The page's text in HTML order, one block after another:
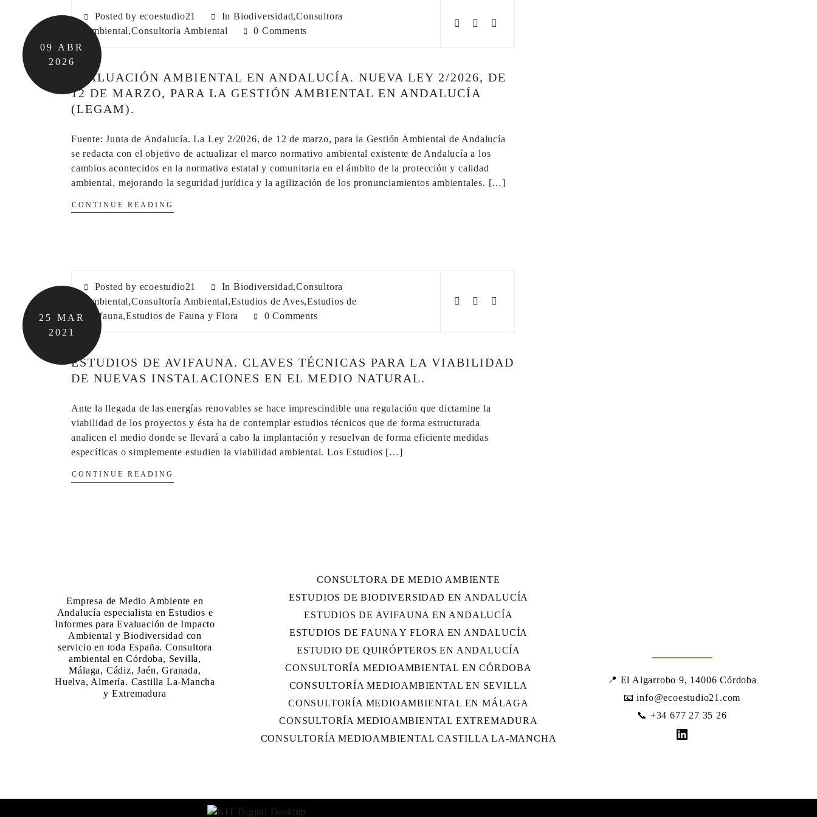
09
ABR
2026
Posted by ecoestudio21 InBiodiversidad,Consultora
Ambiental,Consultoría Ambiental 0 Comments
EVALUACIÓN AMBIENTAL EN ANDALUCÍA. NUEVA LEY 2/2026, DE
12 DE MARZO, PARA LA GESTIÓN AMBIENTAL EN ANDALUCÍA
(LEGAM).
Fuente: Junta de Andalucía. La Ley 2/2026, de 12 de marzo, para la Gestión Ambiental de Andalucía
se redacta con el objetivo de actualizar el marco normativo ambiental existente de Andalucía a los
cambios acontecidos en la normativa estatal y comunitaria en el ámbito de la protección y calidad
ambiental, mejorando la seguridad jurídica y la agilización de los pronunciamientos ambientales. […]
CONTINUE READING
25
MAR
2021
Posted by ecoestudio21 InBiodiversidad,Consultora
Ambiental,Consultoría Ambiental,Estudios de Aves,Estudios de
Avifauna,Estudios de Fauna y Flora 0 Comments
ESTUDIOS DE AVIFAUNA. CLAVES TÉCNICAS PARA LA VIABILIDAD
DE NUEVAS INSTALACIONES EN EL MEDIO NATURAL.
Ante la llegada de las energías renovables se hace imprescindible una regulación que dictamine la
viabilidad de los proyectos y ésta ha de contemplar estudios técnicos que de forma estructurada
analicen el medio donde se llevará a cabo la implantación y resuelvan de forma eficiente medidas
específicas o simplemente estudien la viabilidad ambiental. Los Estudios […]
CONTINUE READING
Empresa de Medio Ambiente en
Andalucía especialista en Estudios e
Informes para Evaluación de Impacto
Ambiental y Biodiversidad con
servicio en toda España. Consultora
ambiental en Córdoba, Sevilla,
Málaga, Cádiz, Jaén, Granada,
Huelva, Almería. Castilla La-Mancha
y Extremadura
CONSULTORA DE MEDIO AMBIENTE
ESTUDIOS DE BIODIVERSIDAD EN ANDALUCÍA
ESTUDIOS DE AVIFAUNA EN ANDALUCÍA
ESTUDIOS DE FAUNA Y FLORA EN ANDALUCÍA
ESTUDIO DE QUIRÓPTEROS EN ANDALUCÍA
CONSULTORÍA MEDIOAMBIENTAL EN CÓRDOBA
CONSULTORÍA MEDIOAMBIENTAL EN SEVILLA
CONSULTORÍA MEDIOAMBIENTAL EN MÁLAGA
CONSULTORÍA MEDIOAMBIENTAL EXTREMADURA
CONSULTORÍA MEDIOAMBIENTAL CASTILLA LA-MANCHA
📍 El Algarrobo 9, 14006 Córdoba
📧info@ecoestudio21.com
📞 +34 677 27 35 26
LinkedIn